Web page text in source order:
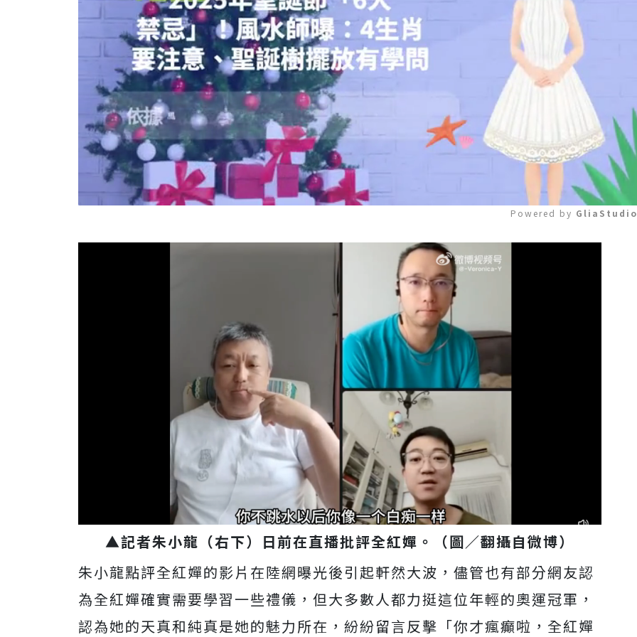
Powered by
▲記者朱小龍（右下）日前在直播批評全紅嬋。（圖／翻攝自微博）
朱小龍點評全紅嬋的影片在陸網曝光後引起軒然大波，儘管也有部分網友認
為全紅嬋確實需要學習一些禮儀，但大多數人都力挺這位年輕的奧運冠軍，
認為她的天真和純真是她的魅力所在，紛紛留言反擊 「你才瘋癲啦，全紅嬋